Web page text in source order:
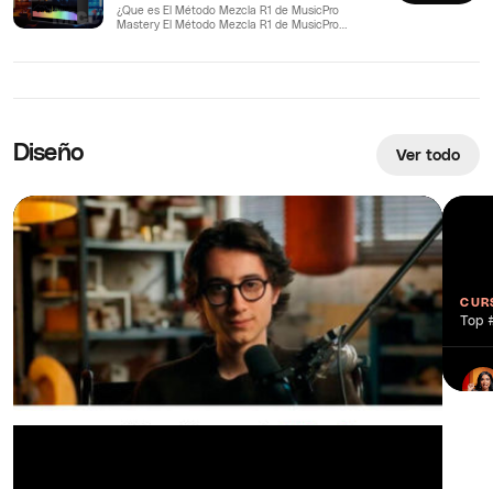
¿Que es El Método Mezcla R1 de MusicPro
Mastery El Método Mezcla R1 de MusicPro
Diseño Ver todo
Top